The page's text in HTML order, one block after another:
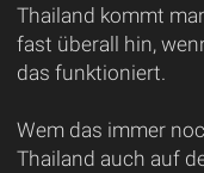
Thailand kommt
fast überall hin,
das funktioniert.
Wem das immer
Thailand auch auf